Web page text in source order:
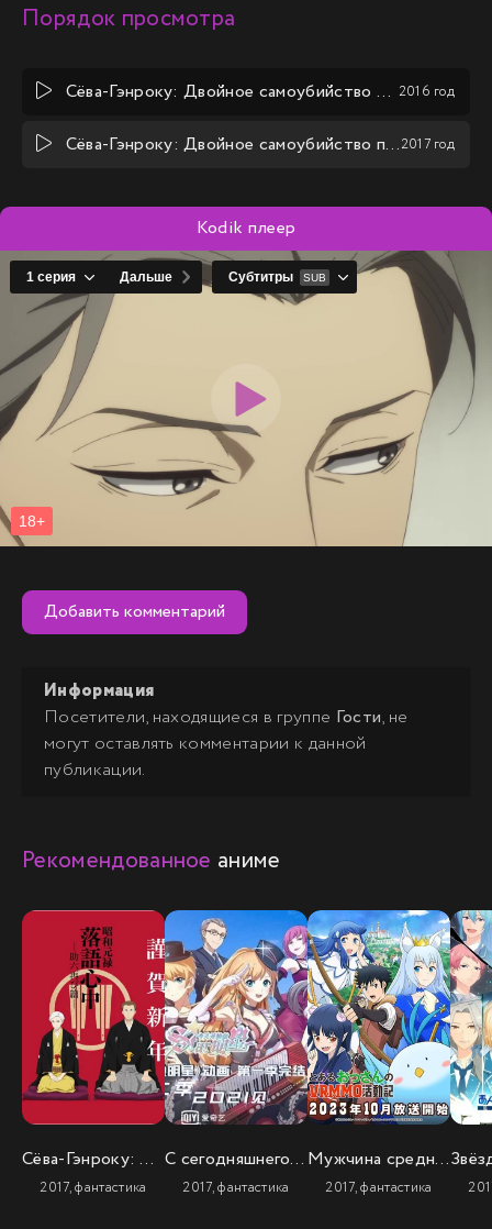
Порядок просмотра
Сёва-Гэнроку: Двойное самоубийство по ракуго 2016 год
Сёва-Гэнроку: Двойное самоубийство по ракуго (2 сезон) 2017 год
Kodik плеер
Добавить комментарий
Информация
Посетители, находящиеся в группе Гости, не
могут оставлять комментарии к данной
публикации.
Рекомендованное аниме
Сёва-Гэнроку: Двойное самоубийство по ракуго (2 сезон)
2017, фантастика
С сегодняшнего дня я — звезда! 2
2017, фантастика
Мужчина средних лет и его похождения в VRMMO
2017, фантастика